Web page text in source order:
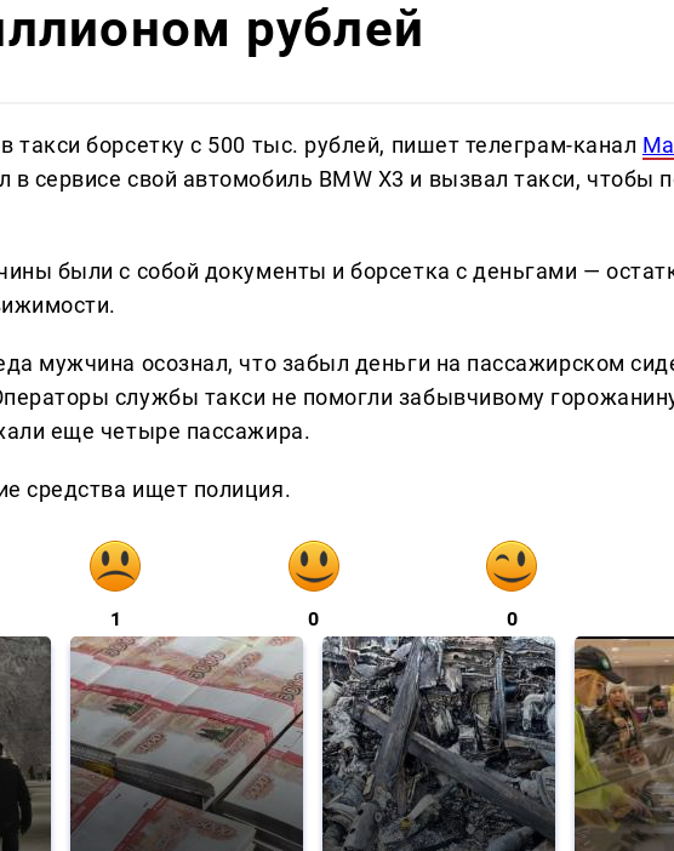
рублей
такси борсетку с 500 тыс. рублей, пишет телеграм-канал
в сервисе свой автомобиль BMW X3 и вызвал такси, чтобы
были с собой документы и борсетка с деньгами —
мужчина осознал, что забыл деньги на пассажирском
службы такси не помогли забывчивому
еще четыре пассажира.
средства ищет полиция.
1 0 0